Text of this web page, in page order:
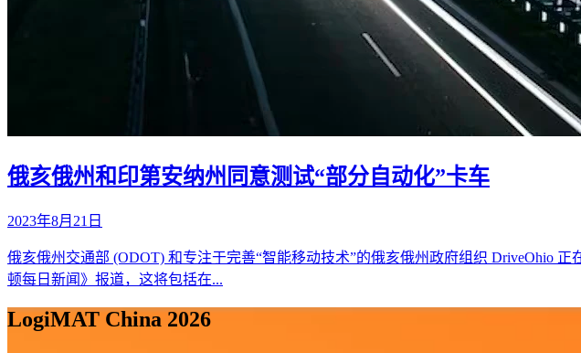
俄亥俄州和印第安纳州同意测试“部分自动化”卡车
2023年8月21日
俄亥俄州交通部 (ODOT) 和专注于完善“智能移动技术”的俄亥俄州政府组织 DriveOhio
顿每日新闻》报道，这将包括在...
LogiMAT China 2026